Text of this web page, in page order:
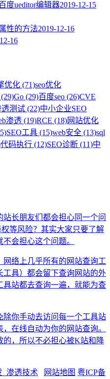
度ueditor编辑器2019-12-15
性的方法2019-12-16
16
优化 (71)seo优化
(29)Go (29)百度seo (26)CVE
测试 (22)中小企业SEO
渗透 (19)RCE (18)网站优化
SEO工具 (15)web安全 (13)sql
代码执行 (12)SEO诊断 (11)中
长朋友们都会担心同一个问
等风险？其实大家只要了解
会担心这个问题。
络上几乎所有的网站查询工
具）都会留下查询网站的外
站都去查询一遍，就能为查
你手动去访问每一个工具站
在线自动为你的网站查询。
的，所以不必担心被K站和降
_渗透技术 网站地图 粤ICP备